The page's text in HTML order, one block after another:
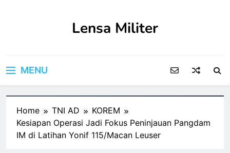
Lensa Militer
MENU
Home TNI AD
KOREM
Kesiapan Operasi Jadi Fokus Peninjauan Pangdam
IM di Latihan Yonif 115/Macan Leuser